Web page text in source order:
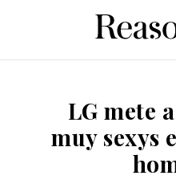
LG mete
muy sexys